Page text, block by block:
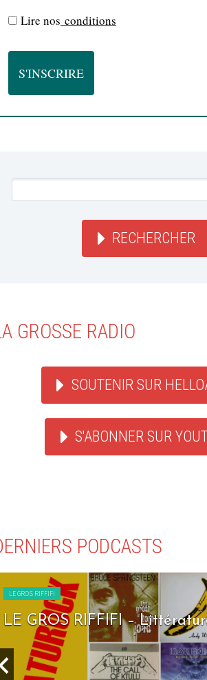
Lire nos conditions
RECHERCHER
GROSSE RADIO
SOUTENIR SUR
S'ABONNER SUR
PODCASTS
LE GROS RIFFIFI
LE GROS RIFFIFI – Seven